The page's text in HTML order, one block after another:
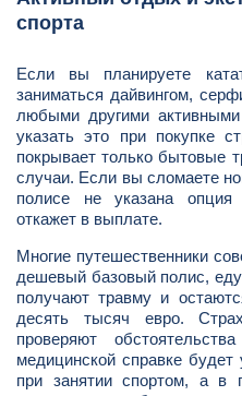
спорта
Если вы планируете
заниматься дайвингом,
любыми другими
указать это при покупке
покрывает только бытовые
случаи. Если вы сломаете
полисе не указана опция
откажет в выплате.
Многие путешественники
дешевый базовый полис,
получают травму и
десять тысяч евро.
проверяют
медицинской справке будет
при занятии спортом, а в